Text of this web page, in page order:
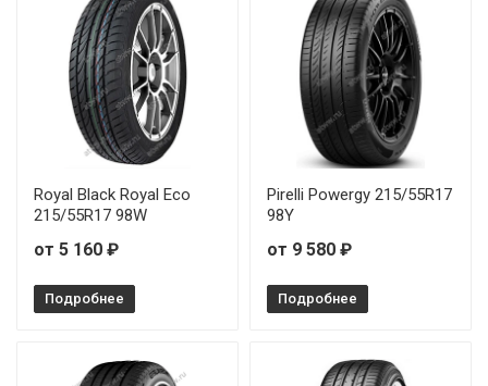
Continental EcoContact 6 Q 245/45R19 102V
Continental EcoContact 6 Q 245/50R19 105Y
Continental EcoContact 6 Q 255/45R20 101T
Continental EcoContact 6 Q 255/50R19 103T
Continental EcoContact 6 Q 285/40R20 108W
Royal Black Royal Eco
215/55R17 98W
от 5 160 ₽
Подробнее
Pirelli Powergy 215/55R17
98Y
от 9 580 ₽
Подробнее